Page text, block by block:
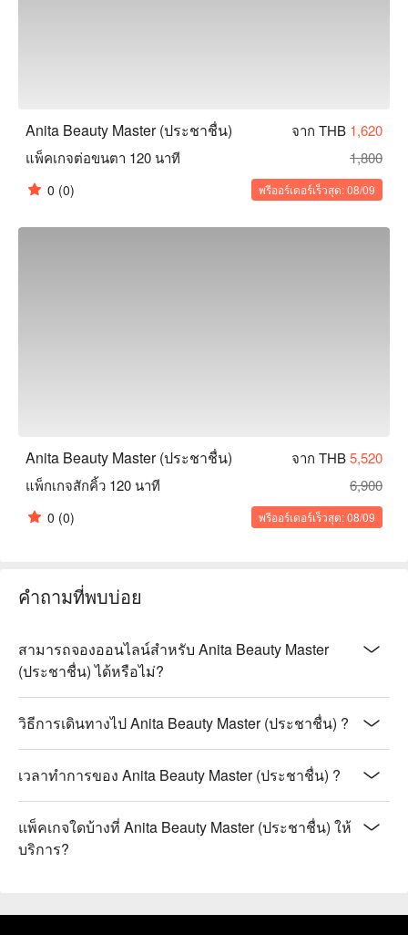
Anita Beauty Master (ประชาชื่น) จาก THB 1,620
แพ็คเกจต่อขนตา 120 นาที
1,800
0 (0) พรีออร์เดอร์เร็วสุด: 08/09
Anita Beauty Master (ประชาชื่น) จาก THB5,520
แพ็กเกจสักคิ้ว 120 นาที
6,900
0 (0) พรีออร์เดอร์เร็วสุด: 08/09
คำถามที่พบบ่อย
สามารถจองออนไลน์สำหรับ Anita Beauty Master
(ประชาชื่น) ได้หรือไม่?
วิธีการเดินทางไป Anita Beauty Master (ประชาชื่น) ?
เวลาทำการของ Anita Beauty Master (ประชาชื่น) ?
แพ็คเกจใดบ้างที่ Anita Beauty Master (ประชาชื่น) ให้
บริการ?